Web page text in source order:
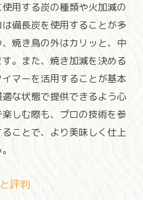
用する炭の種類や火加減の
備長炭を使用することが多
焼き鳥の外はカリッと、中
。また、焼き加減を決める
マーを活用することが基本
な状態で提供できるよう心
しむ際も、プロの技術を参
ことで、より美味しく仕上
評判